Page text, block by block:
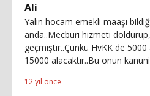
Ali
Yalın hocam emekli maaşı
anda..Mecburi hizmeti
geçmiştir..Çünkü HvKK de 5000
15000 alacaktır..Bu onun kanuni
12 yıl önce